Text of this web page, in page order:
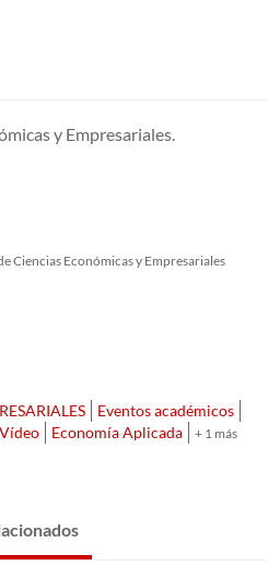
y Empresariales.
Ciencias Económicas y Empresariales
Eventos académicos
Vídeo Economía Aplicada + 1 más